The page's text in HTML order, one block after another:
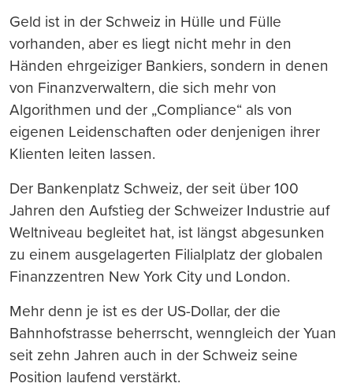
Geld ist in der Schweiz in Hülle und Fülle
vorhanden, aber es liegt nicht mehr in den
Händen ehrgeiziger Bankiers, sondern in denen
von Finanzverwaltern, die sich mehr von
Algorithmen und der „Compliance“ als von
eigenen Leidenschaften oder denjenigen ihrer
Klienten leiten lassen.
Der Bankenplatz Schweiz, der seit über 100
Jahren den Aufstieg der Schweizer Industrie auf
Weltniveau begleitet hat, ist längst abgesunken
zu einem ausgelagerten Filialplatz der globalen
Finanzzentren New York City und London.
Mehr denn je ist es der US-Dollar, der die
Bahnhofstrasse beherrscht, wenngleich der Yuan
seit zehn Jahren auch in der Schweiz seine
Position laufend verstärkt.